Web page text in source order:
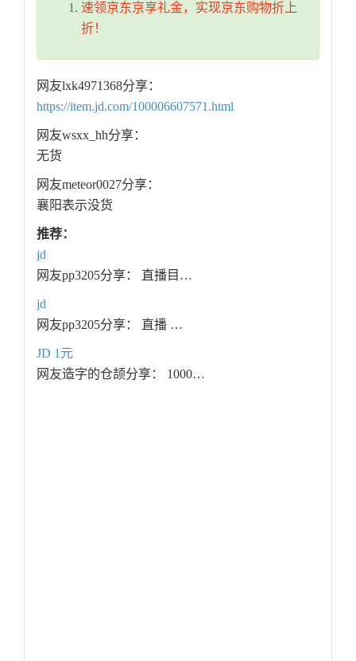
速领京东京享礼金，实现京东购物折上
折！
网友lxk4971368分享：
https://item.jd.com/100006607571.html
网友wsxx_hh分享：
无货
网友meteor0027分享：
襄阳表示没货
推荐：
jd
网友pp3205分享： 直播目…
jd
网友pp3205分享： 直播 …
JD 1元
网友造字的仓颉分享： 1000…